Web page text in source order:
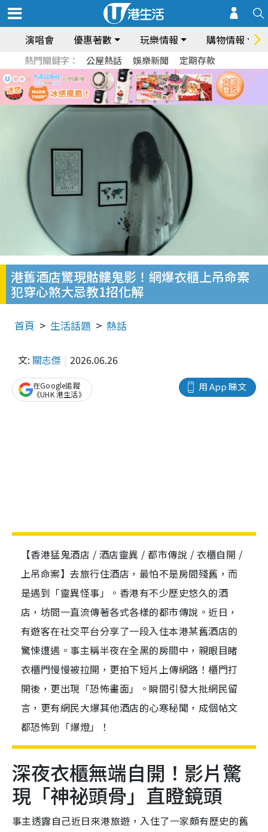
演唱會 優惠著數 玩樂情報 購物情報
熱門關鍵字： 公屋熱話 娛樂新聞 定期存款
港舊酒店驚現骷髏鬼影！網爆衣櫃上吊命案
犯穿心煞大忌教1招化解
首頁 生活話題 熱話
文: 關志傑 2026.06.26
用 App 睇文
在Google追蹤
《UHK 港生活》
【香港猛鬼酒店 / 酒店靈異 / 都市傳說 / 衣櫃自開 /
上吊命案】去旅行住酒店，最怕不是房間殘舊，而
是遇到「靈異怪事」。香港有不少歷史悠久的酒
店，坊間一直流傳著各式各樣的都市傳說。近日，
有遊客在社交平台分享了一段入住本港某舊酒店的
驚悚遭遇。事主稱半夜在全黑的房間中，親眼目睹
衣櫃門慢慢被拉開，更拍下短片上傳網路！櫃門打
開後，更出現「恐怖畫面」。瞬間引發大批網民留
言，更有網民大爆其他酒店的心寒秘聞，成個帖文
都恐怖到「爆燈」！
深夜衣櫃無端自開！影片驚
現「神祕頭骨」直瞪鏡頭
事主透露自己近日來港旅遊，入住了一家頗有歷史的舊